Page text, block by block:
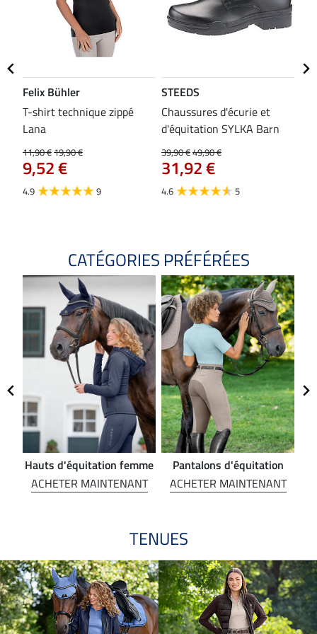
Felix Bühler
T-shirt technique zippé
Lana
11,90 €19,90 €
9,52 €
4.9 9
STEEDS
Chaussures d'écurie et
d'équitation SYLKA Barn
39,90 €49,90 €
31,92 €
4.6 5
CATÉGORIES PRÉFÉRÉES
Hauts d'équitation femme
ACHETER MAINTENANT
Pantalons d'équitation
ACHETER MAINTENANT
TENUES